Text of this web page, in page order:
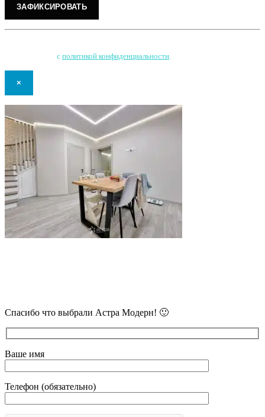
с политикой конфиденциальности.
×
Спасибо что выбрали Астра Модерн! 🙂
Ваше имя
Телефон (обязательно)